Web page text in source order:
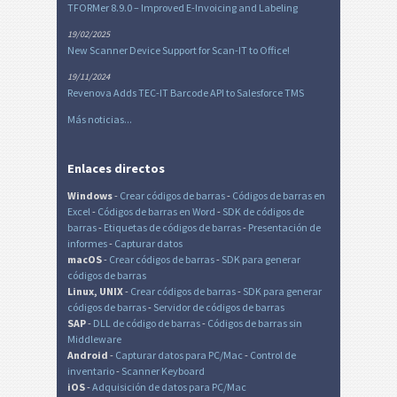
TFORMer 8.9.0 – Improved E-Invoicing and Labeling
19/02/2025
New Scanner Device Support for Scan-IT to Office!
19/11/2024
Revenova Adds TEC-IT Barcode API to Salesforce TMS
Más noticias...
Enlaces directos
Windows- Crear códigos de barras- Códigos de barras en
Excel- Códigos de barras en Word - SDK de códigos de
barras- Etiquetas de códigos de barras- Presentación de
informes- Capturar datos
macOS- Crear códigos de barras- SDK para generar
códigos de barras
Linux, UNIX- Crear códigos de barras- SDK para generar
códigos de barras- Servidor de códigos de barras
SAP- DLL de código de barras- Códigos de barras sin
Middleware
Android - Capturar datos para PC/Mac - Control de
inventario- Scanner Keyboard
iOS-Adquisición de datos para PC/Mac